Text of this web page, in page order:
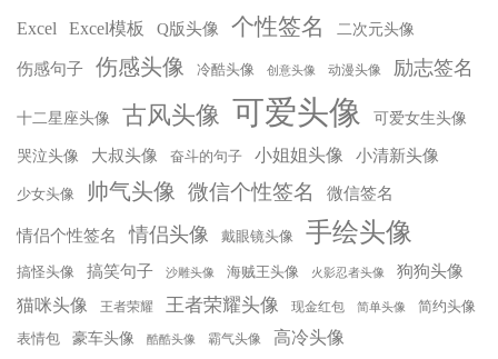
Excel Excel模板 Q版头像 个性签名 二次元头像
伤感句子 伤感头像 冷酷头像 创意头像 动漫头像 励志签名
十二星座头像 古风头像 可爱头像 可爱女生头像
哭泣头像 大叔头像 奋斗的句子 小姐姐头像 小清新头像
少女头像 帅气头像 微信个性签名 微信签名
情侣个性签名 情侣头像 戴眼镜头像 手绘头像
搞怪头像 搞笑句子 沙雕头像 海贼王头像 火影忍者头像 狗狗头像
猫咪头像 王者荣耀 王者荣耀头像 现金红包 简单头像 简约头像
表情包 豪车头像 酷酷头像 霸气头像 高冷头像